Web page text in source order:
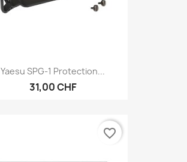
Yaesu SPG-1 Protection...
31,00 CHF
favorite_border